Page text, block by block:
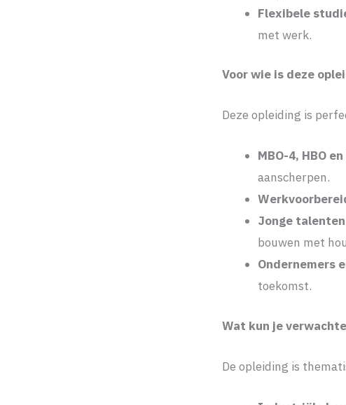
Flexibele
met werk.
Voor wie is deze
Deze opleiding is
MBO-4, HBO
aanscherpen.
Jonge
bouwen met
Ondernemers
toekomst.
Wat kun je
De opleiding is